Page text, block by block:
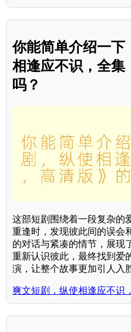
你能简单介绍一下
相逢应不识，全集
吗？
这部短剧围绕着一段复杂的
重逢时，发现彼此间的误会
的对话与紧凑的情节，展现
重新认识彼此，最终找到爱
演，让整个故事更加引人入
爽文短剧，纵使相逢应不识